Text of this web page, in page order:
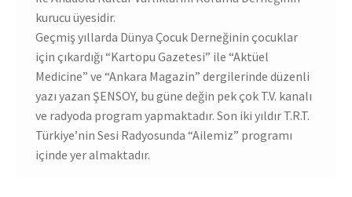
kurucu üyesidir.
Geçmiş yıllarda Dünya Çocuk Derneğinin çocuklar
için çıkardığı “Kartopu Gazetesi” ile “Aktüel
Medicine” ve “Ankara Magazin” dergilerinde düzenli
yazı yazan ŞENSOY, bu güne değin pek çok T.V. kanalı
ve radyoda program yapmaktadır. Son iki yıldır T.R.T.
Türkiye’nin Sesi Radyosunda “Ailemiz” programı
içinde yer almaktadır.